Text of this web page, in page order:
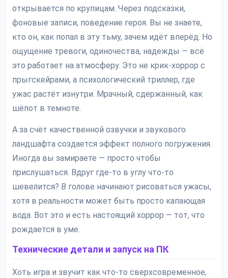
открывается по крупицам. Через подсказки,
фоновые записи, поведение героя. Вы не знаете,
кто он, как попал в эту тьму, зачем идёт вперёд. Но
ощущение тревоги, одиночества, надежды — всё
это работает на атмосферу. Это не крик-хоррор с
прыгскейрами, а психологический триллер, где
ужас растёт изнутри. Мрачный, сдержанный, как
шёпот в темноте.
А за счёт качественной озвучки и звукового
ландшафта создается эффект полного погружения.
Иногда вы замираете — просто чтобы
прислушаться. Вдруг где-то в углу что-то
шевелится? В голове начинают рисоваться ужасы,
хотя в реальности может быть просто капающая
вода. Вот это и есть настоящий хоррор — тот, что
рождается в уме.
Технические детали и запуск на ПК
Хоть игра и звучит как что-то сверхсовременное,